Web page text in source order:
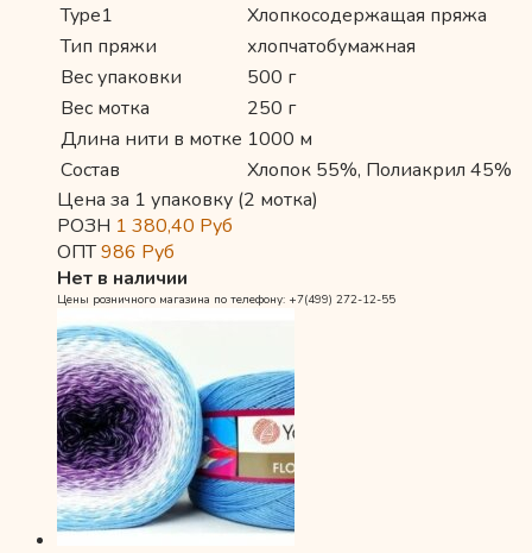
Type1
Хлопкосодержащая пряжа
Тип пряжи
хлопчатобумажная
Вес упаковки
500 г
Вес мотка
250 г
Длина нити в мотке 1000 м
Состав
Хлопок 55%, Полиакрил 45%
Цена за 1 упаковку (2 мотка)
РОЗН 1 380,40 Руб
ОПТ986 Руб
Нет в наличии
Цены розничного магазина по телефону: +7(499) 272-12-55